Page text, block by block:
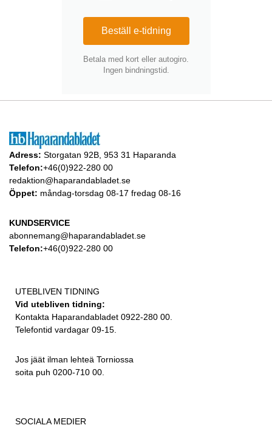
Beställ e-tidning
Betala med kort eller autogiro.
Ingen bindningstid.
Adress: Storgatan 92B, 953 31 Haparanda
Telefon:+46(0)922-280 00
redaktion@haparandabladet.se
Öppet: måndag-torsdag 08-17 fredag 08-16
KUNDSERVICE
abonnemang@haparandabladet.se
Telefon:+46(0)922-280 00
UTEBLIVEN TIDNING
Vid utebliven tidning:
Kontakta Haparandabladet 0922-280 00.
Telefontid vardagar 09-15.
Jos jäät ilman lehteä Torniossa
soita puh 0200-710 00.
SOCIALA MEDIER